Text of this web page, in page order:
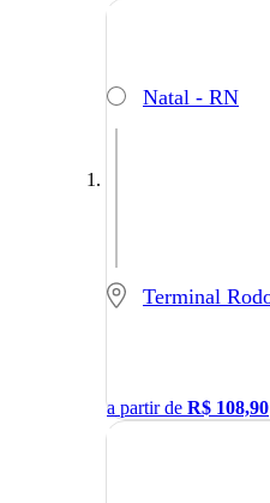
Natal - RN
a partir de R$ 108,90